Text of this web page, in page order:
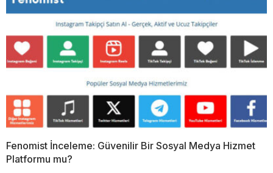
Fenomist İnceleme: Güvenilir Bir Sosyal Medya Hizmet
Platformu mu?